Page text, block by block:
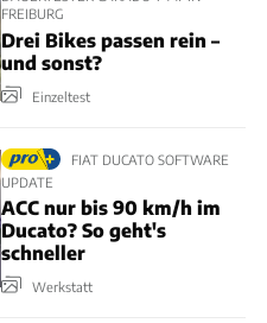
FREIBURG
Drei Bikes passen rein –
und sonst?
Einzeltest
FIAT DUCATO SOFTWARE
UPDATE
ACC nur bis 90 km/h im
Ducato? So geht's
schneller
Werkstatt